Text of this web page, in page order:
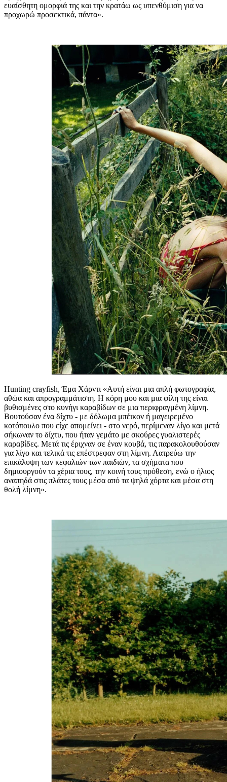
ευαίσθητη ομορφιά της και την κρατάω ως υπενθύμιση για να
προχωρώ προσεκτικά, πάντα».
Hunting crayfish, Έμα Χάρντι «Αυτή είναι μια απλή φωτογραφία,
αθώα και απρογραμμάτιστη. Η κόρη μου και μια φίλη της είναι
βυθισμένες στο κυνήγι καραβίδων σε μια περιφραγμένη λίμνη.
Βουτούσαν ένα δίχτυ - με δόλωμα μπέικον ή μαγειρεμένο
κοτόπουλο που είχε απομείνει - στο νερό, περίμεναν λίγο και μετά
σήκωναν το δίχτυ, που ήταν γεμάτο με σκούρες γυαλιστερές
καραβίδες. Μετά τις έριχναν σε έναν κουβά, τις παρακολουθούσαν
για λίγο και τελικά τις επέστρεφαν στη λίμνη. Λατρεύω την
επικάλυψη των κεφαλιών των παιδιών, τα σχήματα που
δημιουργούν τα χέρια τους, την κοινή τους πρόθεση, ενώ ο ήλιος
αναπηδά στις πλάτες τους μέσα από τα ψηλά χόρτα και μέσα στη
θολή λίμνη».